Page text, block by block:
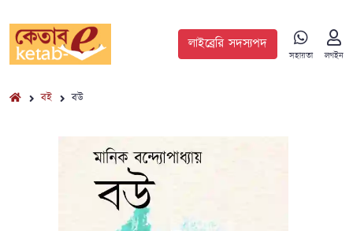
লাইব্রেরি সদস্যপদ
সহায়তা লগইন
বই বউ